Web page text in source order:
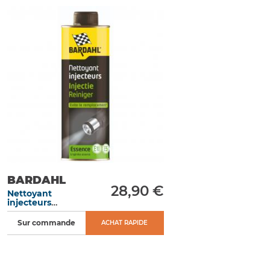
BARDAHL
Nettoyant
injecteurs
Essence 500 ML
28,90 €
Sur commande ACHAT RAPIDE